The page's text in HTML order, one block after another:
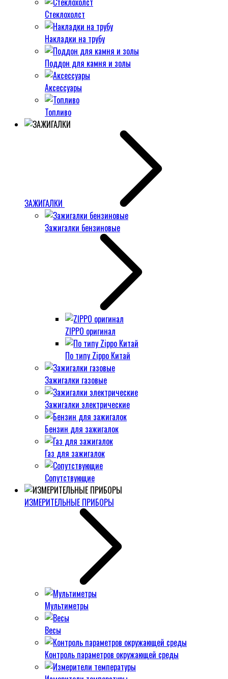
Стеклохолст
Накладки на трубу
Поддон для камня и золы
Аксессуары
Топливо
ЗАЖИГАЛКИ
Зажигалки бензиновые
ZIPPO оригинал
По типу Zippo Китай
Зажигалки газовые
Зажигалки электрические
Бензин для зажигалок
Газ для зажигалок
Сопутствующие
ИЗМЕРИТЕЛЬНЫЕ ПРИБОРЫ
Мультиметры
Весы
Контроль параметров окружающей среды